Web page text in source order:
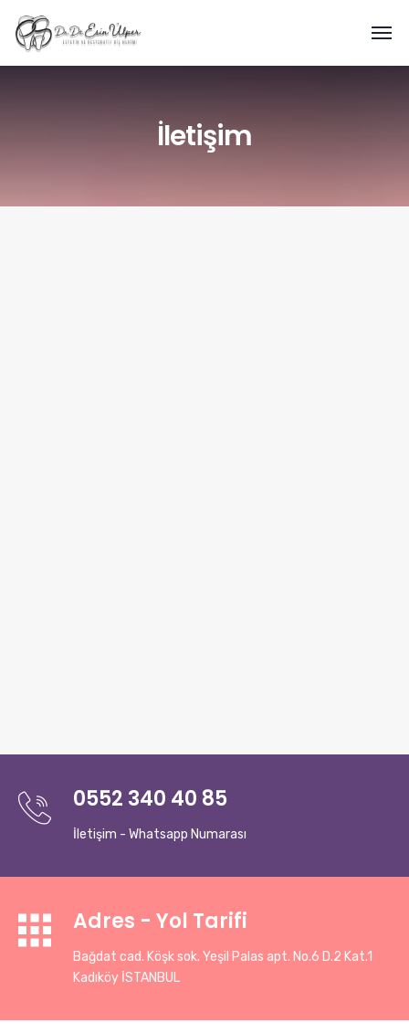
İletişim
0552 340 40 85
İletişim - Whatsapp Numarası
Adres - Yol Tarifi
Bağdat cad. Köşk sok. Yeşil Palas apt. No.6 D.2 Kat.1
Kadıköy İSTANBUL